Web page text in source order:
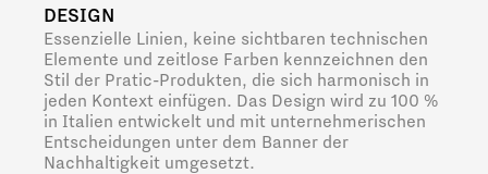
DESIGN
Essenzielle Linien, keine sichtbaren technischen
Elemente und zeitlose Farben kennzeichnen den
Stil der Pratic-Produkten, die sich harmonisch in
jeden Kontext einfügen. Das Design wird zu 100 %
in Italien entwickelt und mit unternehmerischen
Entscheidungen unter dem Banner der
Nachhaltigkeit umgesetzt.